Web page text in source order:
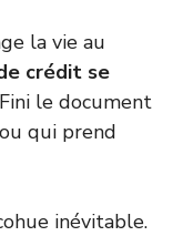
la vie au
crédit se
Fini le document
qui prend
inévitable.